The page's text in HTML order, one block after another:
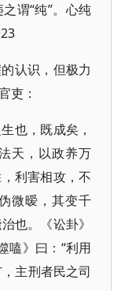
谓“纯”。心纯
认识，但极力
吏：
也，既成矣，
天，以政养万
利害相攻，不
微暧，其变千
也。《讼卦》
嗑》曰：“利用
主刑者民之司